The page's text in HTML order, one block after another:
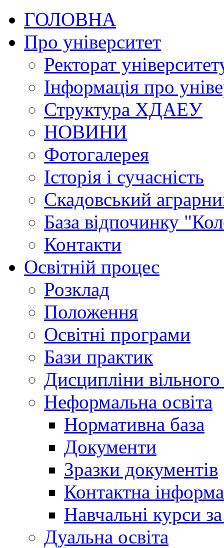
ГОЛОВНА
Про університет
Ректорат
Інформація про
Структура ХДАЕУ
НОВИНИ
Фотогалерея
Історія і сучасність
Скадовський
База відпочинку
Контакти
Освітній процес
Розклад
Положення
Освітні програми
Бази практик
Дисципліни
Неформальна освіта
Нормативна база
Документи
Зразки документів
Контактна
Навчальні курси
Дуальна освіта